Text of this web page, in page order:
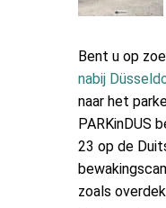
Bent u op
nabij
naar het
PARKinDUS
23 op de
zoals